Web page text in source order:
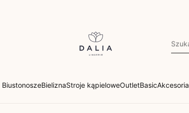
BiustonoszeBieliznaStroje kąpieloweOutletBasicAkcesoria